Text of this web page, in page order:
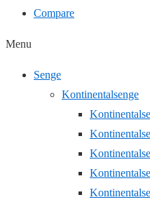
Compare
Menu
Senge
Kontinentalsenge